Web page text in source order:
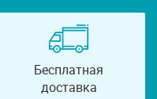
Бесплатная
доставка